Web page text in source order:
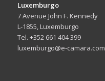
Luxemburgo
7 Avenue John F. Kennedy
L-1855, Luxemburgo
Tel. +352 661 404 399
luxemburgo@e-camara.com